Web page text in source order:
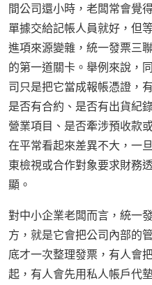
間公司還小時，老闆常會覺
單據交給記帳人員就好，但
進項來源變雜，統一發票三
的第一道關卡。舉例來說，
司只是把它當成報帳憑證，
是否有合約、是否有出貨紀
營業項目、是否牽涉預收款
在平常看起來差異不大，一
東檢視或合作對象要求財務
顯。
對中小企業老闆而言，統一
方，就是它會把公司內部的
底才一次整理發票，有人會
起，有人會先用私人帳戶代